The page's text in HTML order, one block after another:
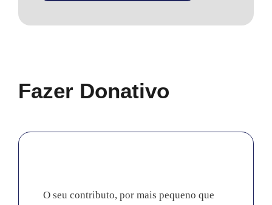
Fazer Donativo
O seu contributo, por mais pequeno que